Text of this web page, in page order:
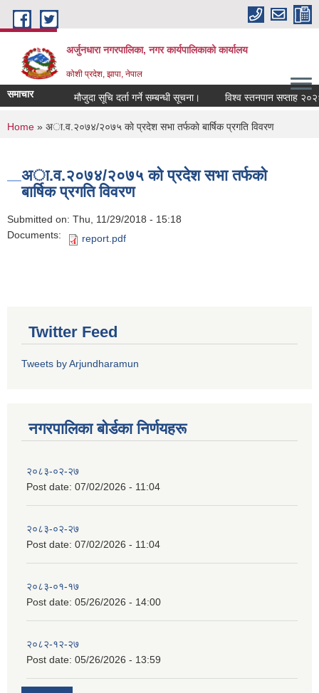
Skip to main content
अर्जुनधारा नगरपालिका, नगर कार्यपालिकाको कार्यालय
कोशी प्रदेश, झापा, नेपाल
समाचार मौजुदा सूचि दर्ता गर्ने सम्बन्धी सूचना। विश्व स्तनपान सप्ताह
You are here
Home » अा.व.२०७४/२०७५ काे प्रदेश सभा तर्फकाे बार्षिक प्रगति विवरण
अा.व.२०७४/२०७५ काे प्रदेश सभा तर्फकाे
बार्षिक प्रगति विवरण
Submitted on: Thu, 11/29/2018 - 15:18
Documents:
report.pdf
Twitter Feed
Tweets by Arjundharamun
नगरपालिका बाेर्डका निर्णयहरू
२०८३-०२-२७
Post date: 07/02/2026 - 11:04
२०८३-०२-२७
Post date: 07/02/2026 - 11:04
२०८३-०१-१७
Post date: 05/26/2026 - 14:00
२०८२-१२-२७
Post date: 05/26/2026 - 13:59